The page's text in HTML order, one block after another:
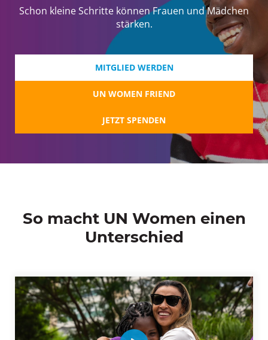
Schon kleine Schritte können Frauen und Mädchen
stärken.
MITGLIED WERDEN
UN WOMEN FRIEND
JETZT SPENDEN
So macht UN Women einen
Unterschied